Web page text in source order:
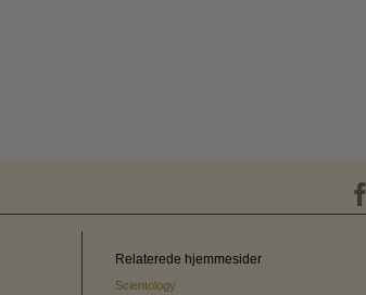
Relaterede hjemmesider
Scientology